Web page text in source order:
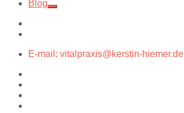
Blog
E-mail: vitalpraxis@kerstin-hiemer.de